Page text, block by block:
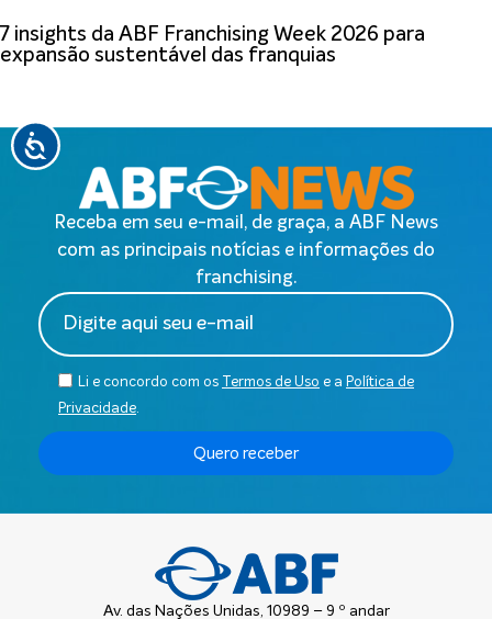
7 insights da ABF Franchising Week 2026 para
expansão sustentável das franquias
Receba em seu e-mail, de graça, a ABF News
com as principais notícias e informações do
franchising.
Li e concordo com os Termos de Uso e a Política de
Privacidade.
Quero receber
Av. das Nações Unidas, 10989 – 9 º andar